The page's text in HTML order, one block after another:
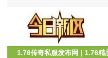
1.76传奇私服发布网 | 1.76精